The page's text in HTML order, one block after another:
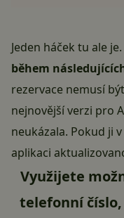
Jeden háček tu ale
během
rezervace nemusí
nejnovější verzi pro
neukázala. Pokud ji
aplikaci
Využijete
telefonní číslo,